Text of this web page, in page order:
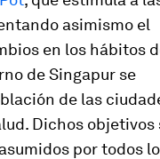
asimismo el
en los hábitos
de Singapur se
de las
Dichos objetivos
por todos